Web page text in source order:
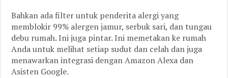
Bahkan ada filter untuk penderita alergi yang
memblokir 99% alergen jamur, serbuk sari, dan tungau
debu rumah. Ini juga pintar. Ini memetakan ke rumah
Anda untuk melihat setiap sudut dan celah dan juga
menawarkan integrasi dengan Amazon Alexa dan
Asisten Google.